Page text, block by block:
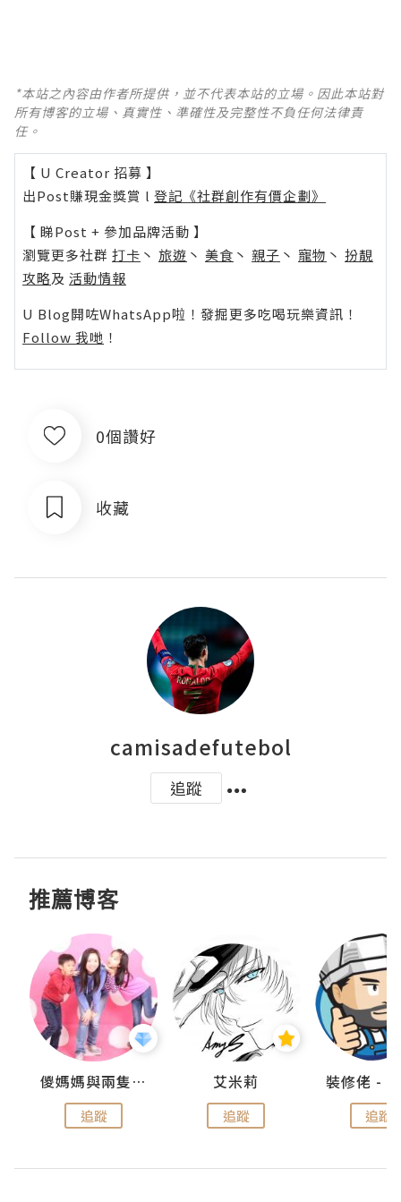
*本站之內容由作者所提供，並不代表本站的立場。因此本站對
所有博客的立場、真實性、準確性及完整性不負任何法律責
任。
【 U Creator 招募 】
出Post賺現金獎賞 l 登記《社群創作有價企劃》
【 睇Post + 參加品牌活動 】
瀏覽更多社群 打卡 丶 旅遊 丶 美食 丶 親子 丶 寵物 丶 扮靚
攻略及 活動情報
U Blog開咗WhatsApp啦！發掘更多吃喝玩樂資訊！
Follow 我哋 ！
0個讚好
收藏
camisadefutebol
追蹤
推薦博客
儍媽媽與兩隻小魔怪之家
追蹤
艾米莉
追蹤 追蹤